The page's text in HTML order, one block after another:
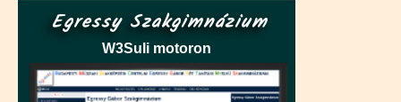
Egressy Szakgimnázium
W3Suli motoron